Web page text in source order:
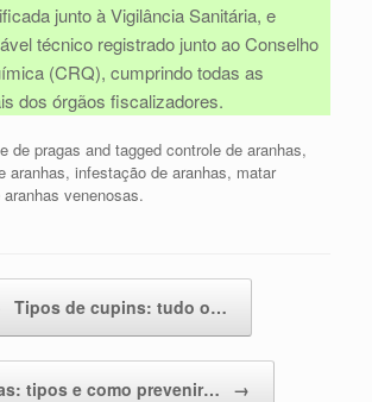
junto à Vigilância Sanitária, e
técnico registrado junto ao Conselho
(CRQ), cumprindo todas as
dos órgãos fiscalizadores.
de pragas and tagged controle de aranhas,
aranhas, infestação de aranhas, matar
venenosas.
Tipos de cupins: tudo o…
tipos e como prevenir… →